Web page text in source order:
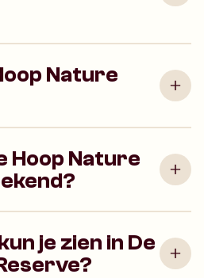
Nature
Hoop Nature
je zien in De